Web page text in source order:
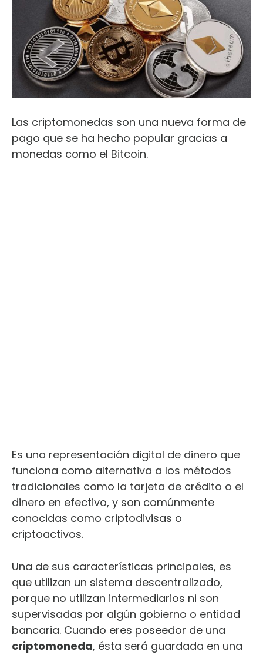
Las criptomonedas son una nueva forma de
pago que se ha hecho popular gracias a
monedas como el Bitcoin.
Es una representación digital de dinero que
funciona como alternativa a los métodos
tradicionales como la tarjeta de crédito o el
dinero en efectivo, y son comúnmente
conocidas como criptodivisas o
criptoactivos.
Una de sus características principales, es
que utilizan un sistema descentralizado,
porque no utilizan intermediarios ni son
supervisadas por algún gobierno o entidad
bancaria. Cuando eres poseedor de una
criptomoneda, ésta será guardada en una